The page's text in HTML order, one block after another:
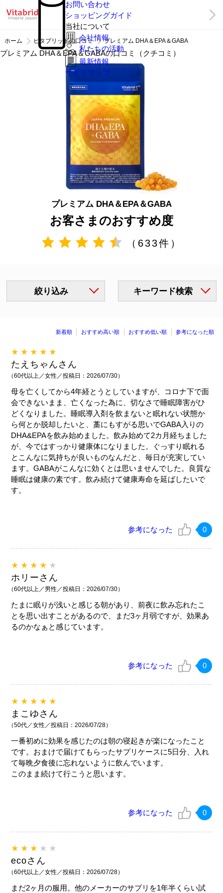
お問い合わせ
ショッピングガイド
当社について
会社情報
私たちの活動
最新情報
サイトマップ
ホーム ビタブリッドの口コミ プレミアム DHA＆EPA＆GABA
プレミアム DHA＆EPA＆GABAの口コミ（クチコミ）
プレミアム DHA＆EPA＆GABA
お客さまのおすすめ度
（633件）
絞り込み キーワード検索
新着順 おすすめ高い順 おすすめ低い順 参考になった順
★★★★★
たえちゃんさん
（60代以上／女性／投稿日：2026/07/30）
母を亡くしてから4年経とうとしていますが、コロナ下で面
会できないまま、亡くなった為に、切なさで睡眠障害がひ
どくなりました。睡眠導入剤を飲まないと眠れない状態か
ら何とか脱却したいと、藁にもすがる思いでGABA入りの
DHA&EPAを飲み始めました。飲み始めて2カ月経ちました
が、今ではすっかり健康体になりました。ぐっすり眠れる
とこんなに気持ちが良いものなんだと、毎日が充実してい
ます。GABAがこんなに効くとは思いませんでした。良質な
睡眠は健康の素です。飲み続けて健康寿命を延ばしたいで
す。
参考になった 0
★★★★ ★
ホリーさん
（60代以上／男性／投稿日：2026/07/30）
たまに眠りが浅いと感じる朝があり、前夜に飲み忘れたこ
とを思い出すことがあるので、まだ3ヶ月弱ですが、効果あ
るのかなぁと感じています。
参考になった 0
★★★★★
まこゆさん
（50代／女性／投稿日：2026/07/28）
一番初めに効果を感じたのは朝の寝起きが楽になったこと
です。おまけで届けてもらったサプリケースに5日分、入れ
て毎晩夕食後に忘れないように飲んでいます。
このまま続けて行こうと思います。
参考になった 0
★★★ ★★
ecoさん
（60代以上／女性／投稿日：2026/07/28）
まだ2ヶ月の服用。他のメーカーのサプリを1年半くらい試